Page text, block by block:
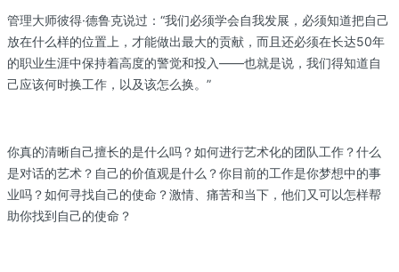
管理大师彼得·德鲁克说过：“我们必须学会自我发展，必须知道把自己
放在什么样的位置上，才能做出最大的贡献，而且还必须在长达50年
的职业生涯中保持着高度的警觉和投入——也就是说，我们得知道自
己应该何时换工作，以及该怎么换。”
你真的清晰自己擅长的是什么吗？如何进行艺术化的团队工作？什么
是对话的艺术？自己的价值观是什么？你目前的工作是你梦想中的事
业吗？如何寻找自己的使命？激情、痛苦和当下，他们又可以怎样帮
助你找到自己的使命？